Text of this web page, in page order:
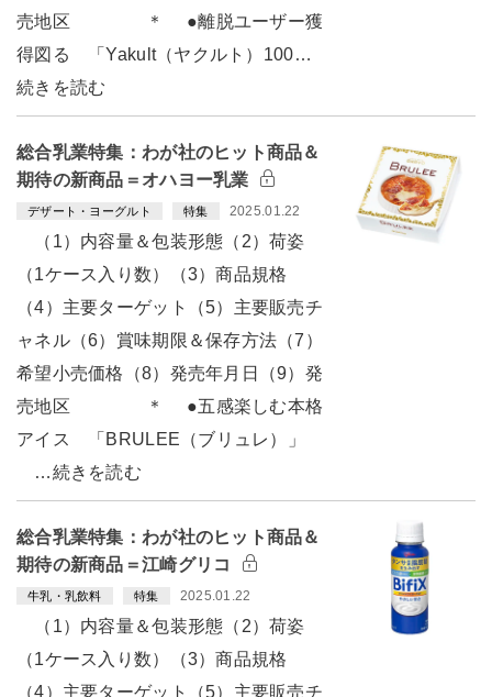
売地区 ＊ ●離脱ユーザー獲
得図る 「Yakult（ヤクルト）100…
続きを読む
総合乳業特集：わが社のヒット商品＆
期待の新商品＝オハヨー乳業
デザート・ヨーグルト 特集 2025.01.22
（1）内容量＆包装形態（2）荷姿
（1ケース入り数）（3）商品規格
（4）主要ターゲット（5）主要販売チ
ャネル（6）賞味期限＆保存方法（7）
希望小売価格（8）発売年月日（9）発
売地区 ＊ ●五感楽しむ本格
アイス 「BRULEE（ブリュレ）」
…続きを読む
総合乳業特集：わが社のヒット商品＆
期待の新商品＝江崎グリコ
牛乳・乳飲料 特集 2025.01.22
（1）内容量＆包装形態（2）荷姿
（1ケース入り数）（3）商品規格
（4）主要ターゲット（5）主要販売チ